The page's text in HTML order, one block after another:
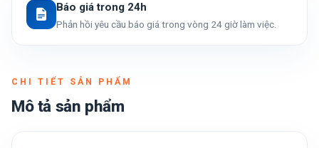
Báo giá trong 24h
Phản hồi yêu cầu báo giá trong vòng 24 giờ làm việc.
CHI TIẾT SẢN PHẨM
Mô tả sản phẩm